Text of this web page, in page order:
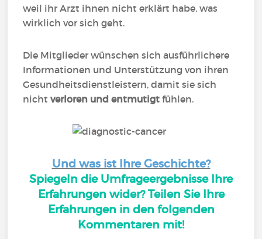
weil ihr Arzt ihnen nicht erklärt habe, was
wirklich vor sich geht.
Die Mitglieder wünschen sich ausführlichere
Informationen und Unterstützung von ihren
Gesundheitsdienstleistern, damit sie sich
nichtverloren und entmutigt fühlen.
Und was ist Ihre Geschichte?
Spiegeln die Umfrageergebnisse Ihre
Erfahrungen wider? Teilen Sie Ihre
Erfahrungen in den folgenden
Kommentaren mit!